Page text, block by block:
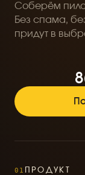
Соберём
Без спама,
придут в
8
01 ПРОДУКТ